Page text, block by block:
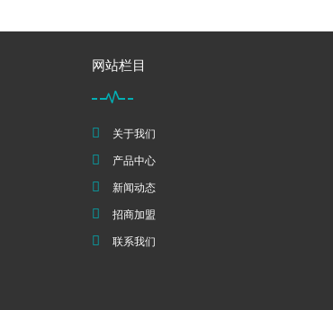
网站栏目
关于我们
产品中心
新闻动态
招商加盟
联系我们